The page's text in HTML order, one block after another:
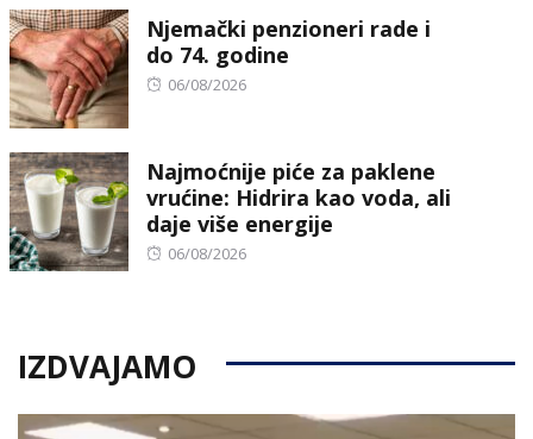
Njemački penzioneri rade i
do 74. godine
Posted
06/08/2026
Najmoćnije piće za paklene
vrućine: Hidrira kao voda, ali
daje više energije
Posted
06/08/2026
IZDVAJAMO